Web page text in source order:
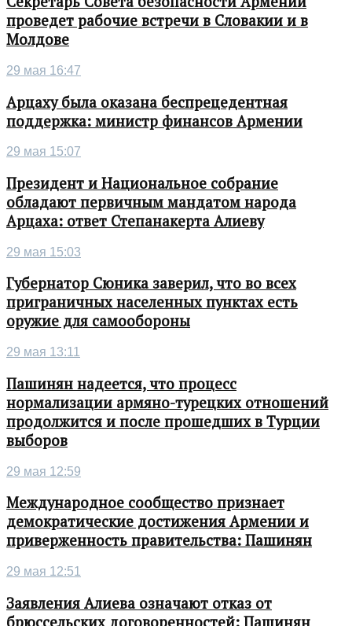
проведет рабочие встречи в Словакии и в
Молдове
29 мая 16:47
Арцаху была оказана беспрецедентная
поддержка: министр финансов Армении
29 мая 15:07
Президент и Национальное собрание
обладают первичным мандатом народа
Арцаха: ответ Степанакерта Алиеву
29 мая 15:03
Губернатор Сюника заверил, что во всех
приграничных населенных пунктах есть
оружие для самообороны
29 мая 13:11
Пашинян надеется, что процесс
нормализации армяно-турецких отношений
продолжится и после прошедших в Турции
выборов
29 мая 12:59
Международное сообщество признает
демократические достижения Армении и
приверженность правительства: Пашинян
29 мая 12:51
Заявления Алиева означают отказ от
брюссельских договоренностей: Пашинян